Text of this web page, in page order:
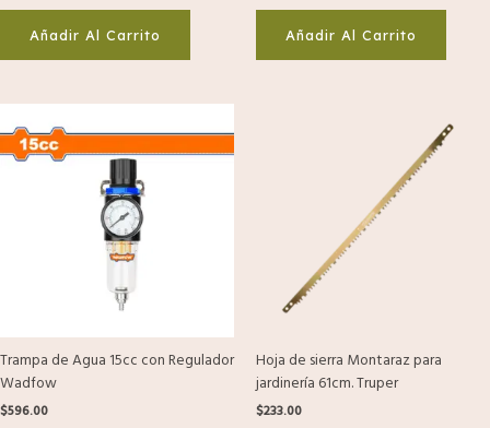
Añadir Al Carrito Añadir Al Carrito
Trampa de Agua 15cc con Regulador
Wadfow
$596.00
Hoja de sierra Montaraz para
jardinería 61cm. Truper
$233.00